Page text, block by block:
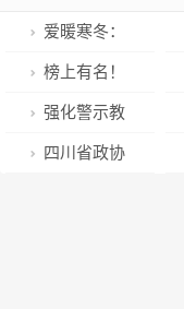
爱暖寒冬：
绿会旧衣可循
环回收项目捐
助困难学子和
榜上有名！
敦煌市医保局
获先进窗口单
强化警示教
育，敲响廉洁
四川省政协